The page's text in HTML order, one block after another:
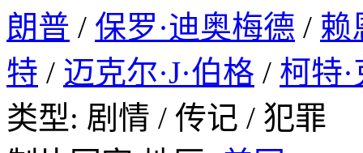
朗普 / 保罗·迪奥梅德 / 赖
特 / 迈克尔·J·伯格 / 柯特
类型: 剧情 / 传记 / 犯罪